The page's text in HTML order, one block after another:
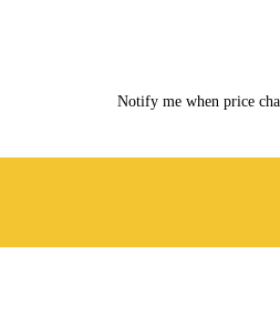
Notify me when price